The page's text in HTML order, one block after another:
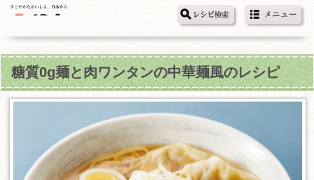
糖質0g麺と肉ワンタンの中華麺風のレシピ